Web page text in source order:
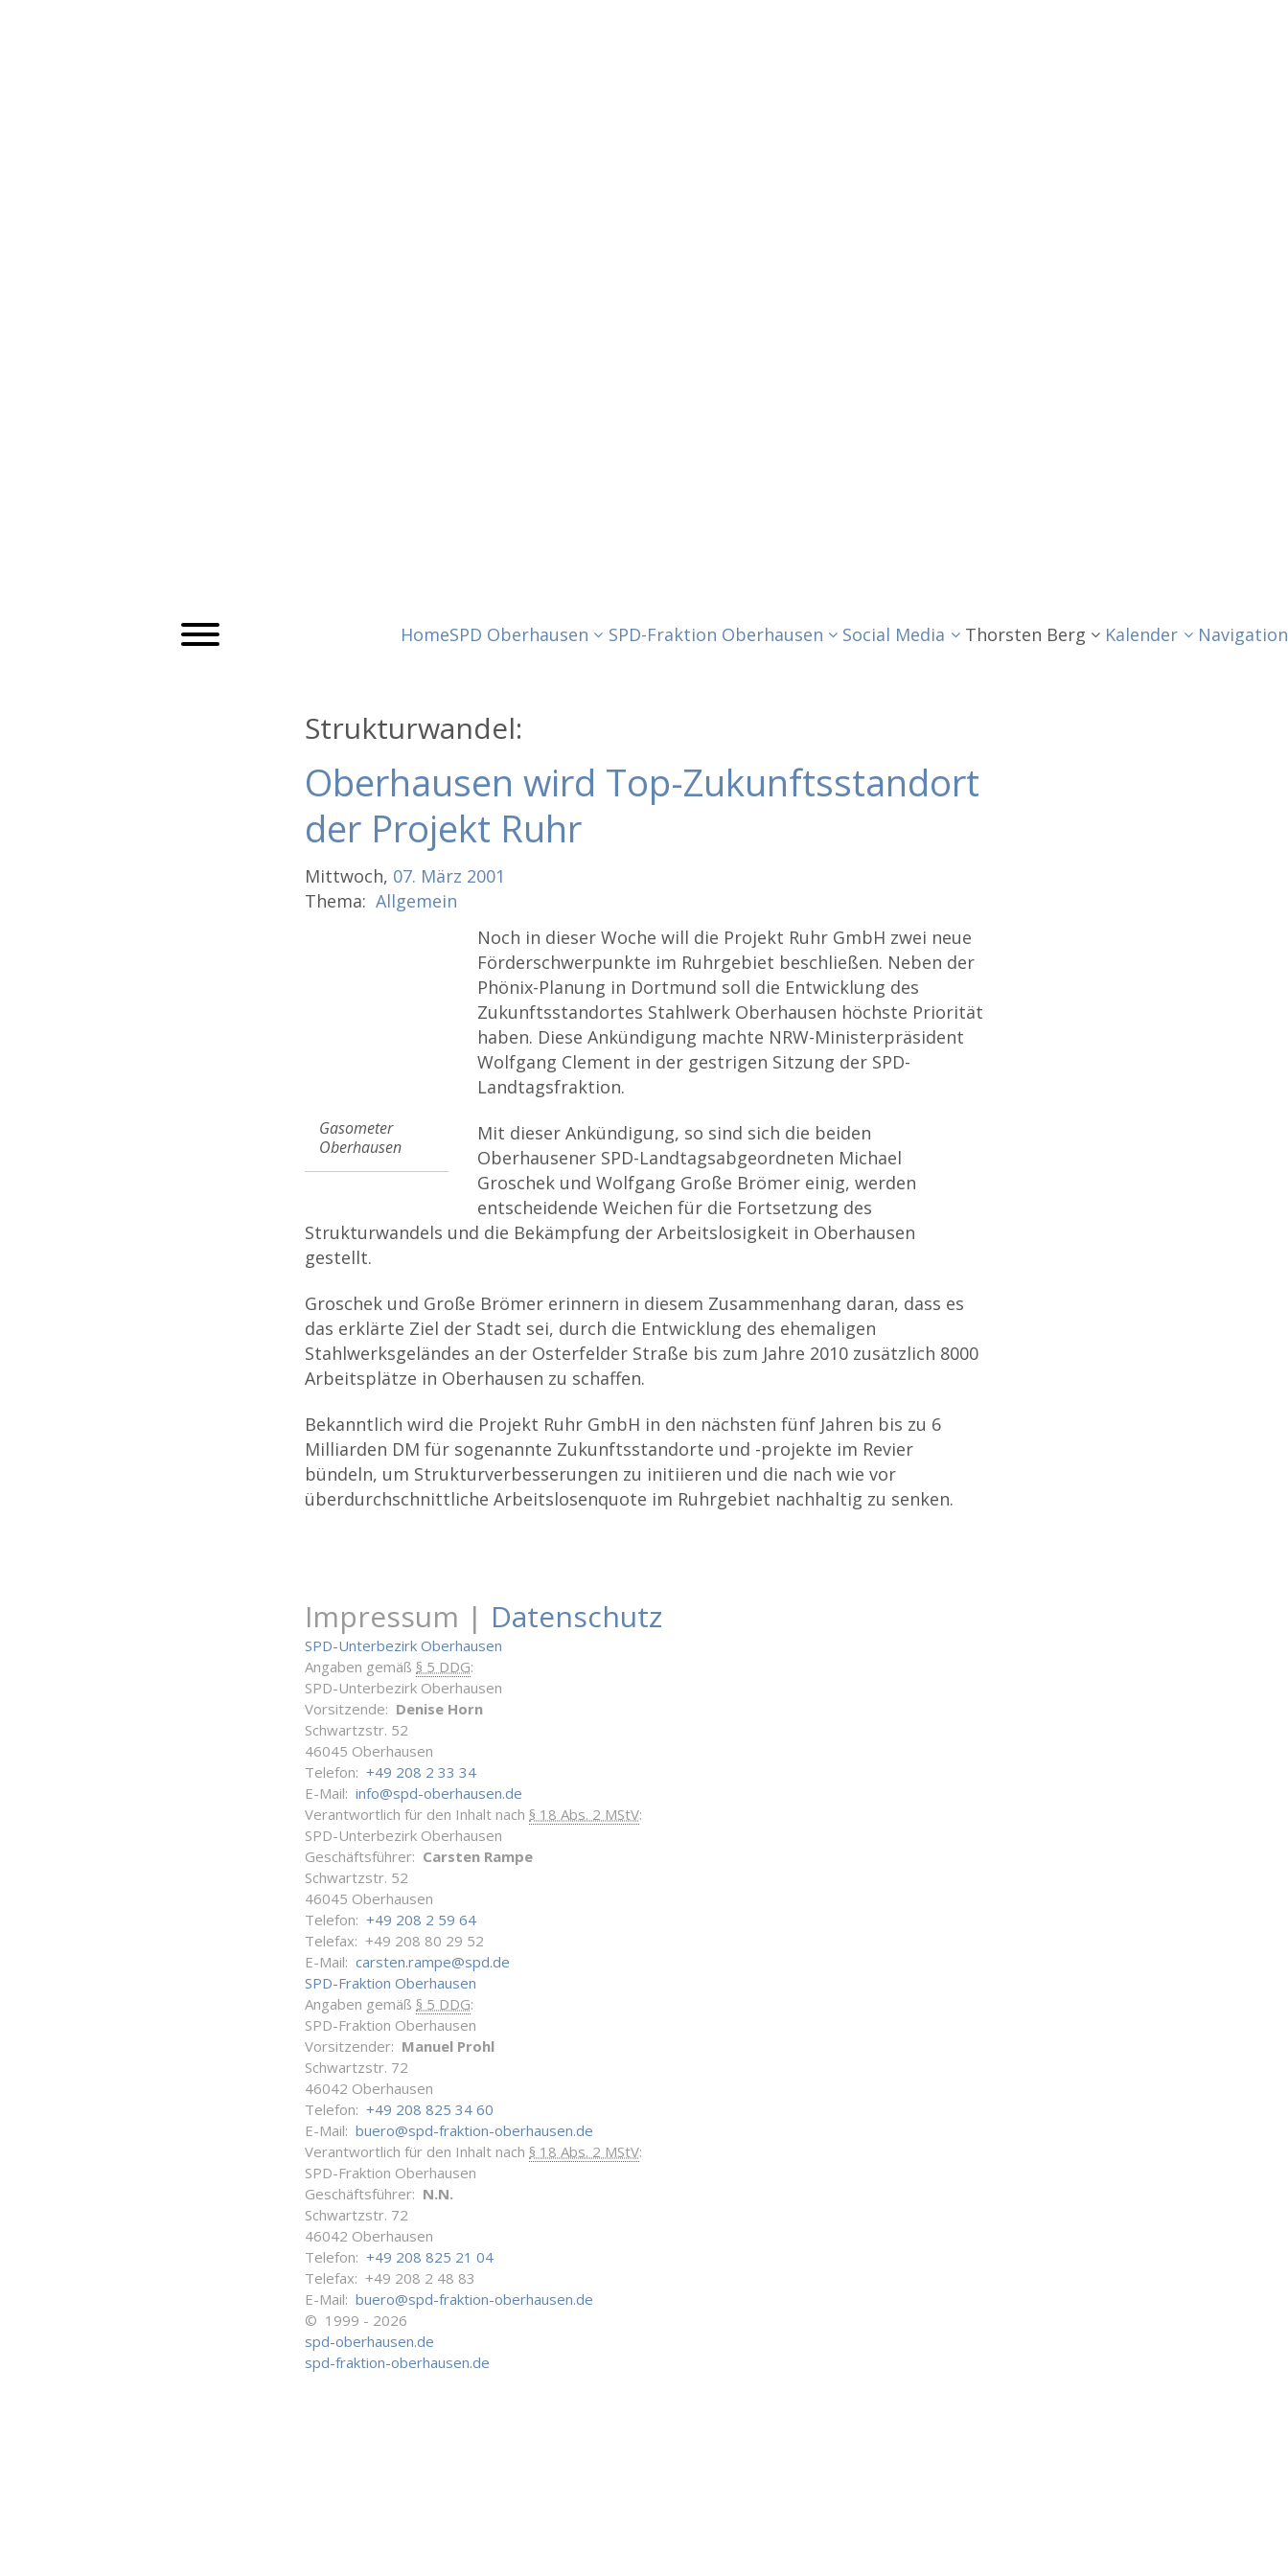
HomeSPD Oberhausen SPD-Fraktion Oberhausen Social Media Thorsten Berg Kalender Navigation
Strukturwandel:
Oberhausen wird Top-Zukunftsstandort
der Projekt Ruhr
Mittwoch, 07. März 2001
Thema: Allgemein
Gasometer
Oberhausen
Noch in dieser Woche will die Projekt Ruhr GmbH zwei neue
Förderschwerpunkte im Ruhrgebiet beschließen. Neben der
Phönix-Planung in Dortmund soll die Entwicklung des
Zukunftsstandortes Stahlwerk Oberhausen höchste Priorität
haben. Diese Ankündigung machte NRW-Ministerpräsident
Wolfgang Clement in der gestrigen Sitzung der SPD-
Landtagsfraktion.
Mit dieser Ankündigung, so sind sich die beiden
Oberhausener SPD-Landtagsabgeordneten Michael
Groschek und Wolfgang Große Brömer einig, werden
entscheidende Weichen für die Fortsetzung des
Strukturwandels und die Bekämpfung der Arbeitslosigkeit in Oberhausen
gestellt.
Groschek und Große Brömer erinnern in diesem Zusammenhang daran, dass es
das erklärte Ziel der Stadt sei, durch die Entwicklung des ehemaligen
Stahlwerksgeländes an der Osterfelder Straße bis zum Jahre 2010 zusätzlich 8000
Arbeitsplätze in Oberhausen zu schaffen.
Bekanntlich wird die Projekt Ruhr GmbH in den nächsten fünf Jahren bis zu 6
Milliarden DM für sogenannte Zukunftsstandorte und -projekte im Revier
bündeln, um Strukturverbesserungen zu initiieren und die nach wie vor
überdurchschnittliche Arbeitslosenquote im Ruhrgebiet nachhaltig zu senken.
Impressum | Datenschutz
SPD-Unterbezirk Oberhausen
Angaben gemäß § 5 DDG:
SPD-Unterbezirk Oberhausen
Vorsitzende: Denise Horn
Schwartzstr. 52
46045 Oberhausen
Telefon: +49 208 2 33 34
E-Mail: info@spd-oberhausen.de
Verantwortlich für den Inhalt nach § 18 Abs. 2 MStV:
SPD-Unterbezirk Oberhausen
Geschäftsführer: Carsten Rampe
Schwartzstr. 52
46045 Oberhausen
Telefon: +49 208 2 59 64
Telefax: +49 208 80 29 52
E-Mail: carsten.rampe@spd.de
SPD-Fraktion Oberhausen
Angaben gemäß § 5 DDG:
SPD-Fraktion Oberhausen
Vorsitzender: Manuel Prohl
Schwartzstr. 72
46042 Oberhausen
Telefon: +49 208 825 34 60
E-Mail: buero@spd-fraktion-oberhausen.de
Verantwortlich für den Inhalt nach § 18 Abs. 2 MStV:
SPD-Fraktion Oberhausen
Geschäftsführer: N.N.
Schwartzstr. 72
46042 Oberhausen
Telefon: +49 208 825 21 04
Telefax: +49 208 2 48 83
E-Mail: buero@spd-fraktion-oberhausen.de
© 1999 - 2026
spd-oberhausen.de
spd-fraktion-oberhausen.de